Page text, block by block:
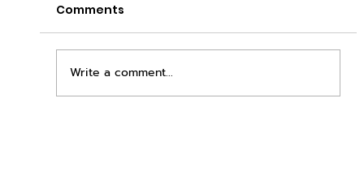
Comments
Write a comment...